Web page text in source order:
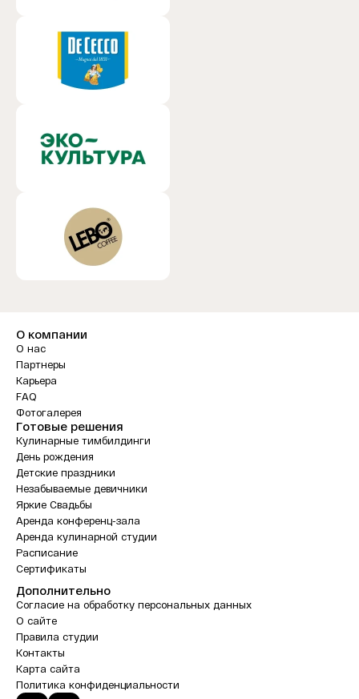
О компании
О нас
Партнеры
Карьера
FAQ
Фотогалерея
Готовые решения
Кулинарные тимбилдинги
День рождения
Детские праздники
Незабываемые девичники
Яркие Свадьбы
Аренда конференц-зала
Аренда кулинарной студии
Расписание
Сертификаты
Дополнительно
Согласие на обработку персональных данных
О сайте
Правила студии
Контакты
Карта сайта
Политика конфиденциальности